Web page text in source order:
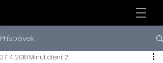
Příspěvek
27. 4. 2018Minut čtení: 2